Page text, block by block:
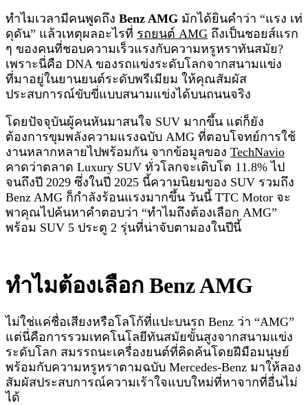
ทำไมเวลามีคนพูดถึง Benz AMG มักได้ยินคำว่า “แรง เท่
ดุดัน” แล้วเหตุผลอะไรที่ รถยนต์ AMG ถึงเป็นชอยส์แรก
ๆ ของคนที่ชอบความเร็วแรงกับความหรูหราทันสมัย?
เพราะนี่คือ DNA ของรถแข่งระดับโลกจากสนามแข่ง
ที่มาอยู่ในยานยนต์ระดับพรีเมียม ให้คุณสัมผัส
ประสบการณ์ขับขี่แบบสนามแข่งได้บนถนนจริง
โดยปัจจุบันผู้คนหันมาสนใจ SUV มากขึ้น แต่ก็ยัง
ต้องการขุมพลังความแรงฉบับ AMG ที่ตอบโจทย์การใช้
งานหลากหลายไปพร้อมกัน จากข้อมูลของ TechNavio
คาดว่าตลาด Luxury SUV ทั่วโลกจะเติบโต 11.8% ไป
จนถึงปี 2029 ซึ่งในปี 2025 นี้ความนิยมของ SUV รวมถึง
Benz AMG ก็กำลังร้อนแรงมากขึ้น วันนี้ TTC Motor จะ
พาคุณไปค้นหาคำตอบว่า “ทำไมถึงต้องเลือก AMG”
พร้อม SUV 5 ประตู 2 รุ่นที่น่าจับตามองในปีนี้
ทำไมต้องเลือก Benz AMG
ไม่ใช่แค่ชื่อเสียงหรือโลโก้ที่แปะบนรถ Benz ว่า “AMG”
แต่นี่คือการรวมเทคโนโลยีทันสมัยขั้นสูงจากสนามแข่ง
ระดับโลก สมรรถนะเครื่องยนต์ที่คิดค้นโดยฝีมือมนุษย์
พร้อมกับความหรูหราตามฉบับ Mercedes-Benz มาให้ลอง
สัมผัสประสบการณ์ความเร้าใจแบบใหม่ที่หาจากที่อื่นไม่
ได้